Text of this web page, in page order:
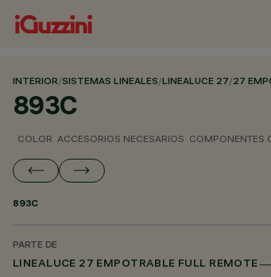
INTERIOR/SISTEMAS LINEALES/LINEALUCE 27/27
893C
COLOR ACCESORIOS NECESARIOS COMPONENTES
893C
PARTE DE
LINEALUCE 27 EMPOTRABLE FULL REMOTE